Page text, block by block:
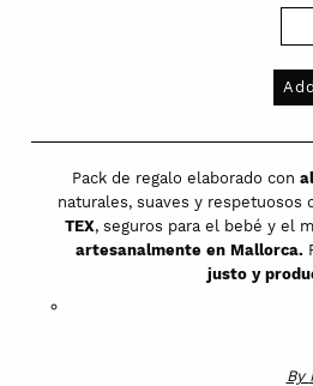
Pack de regalo elaborado con
naturales, suaves y respetuosos
TEX, seguros para el bebé y el
artesanalmente en Mallorca.
justo y
By